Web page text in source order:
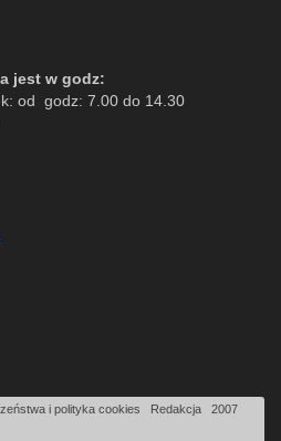
jest w godz:
od godz: 7.00 do 14.30
i polityka cookies Redakcja
2007